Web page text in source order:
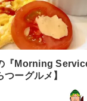
『Morning
つーグルメ】